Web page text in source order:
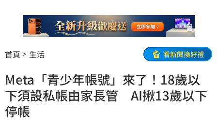
首頁 生活 看新聞換好禮
Meta「青少年帳號」來了！18歲以
下須設私帳由家長管 AI揪13歲以下
停帳